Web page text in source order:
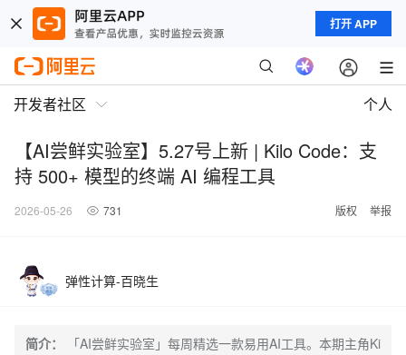
打开 APP
开发者社区 个人
【AI尝鲜实验室】5.27号上新 | Kilo Code：支
持 500+ 模型的终端 AI 编程工具
2026-05-26 731 版权 举报
弹性计算-百晓生
简介：
「AI尝鲜实验室」每周精选一款易用AI工具。本期主角Ki